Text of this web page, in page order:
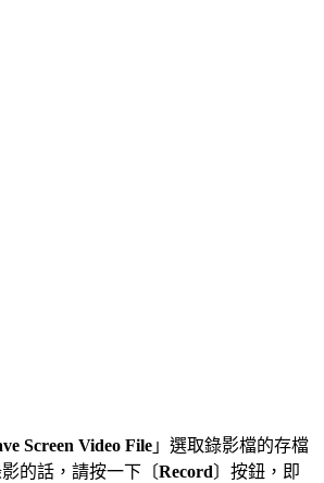
Screen Video File 」選取錄影檔的存檔
的話，請按一下〔Record〕按鈕，即